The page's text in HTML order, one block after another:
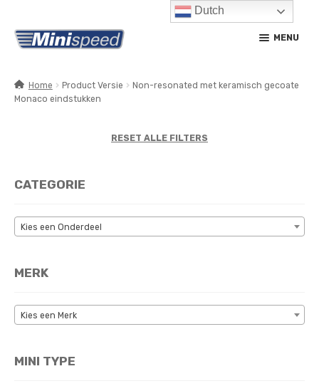
Ga
door
navigatie
Ga
naar
inhoud
MENU
SERVICE / ONDERHOUD
Home Product Versie
Non-resonated met keramisch gecoate
Monaco eindstukken
RESET ALLE FILTERS
CATEGORIE
Kies een Onderdeel
MERK
Kies een Merk
MINI TYPE
Dutch